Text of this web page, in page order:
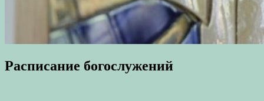
Расписание богослужений